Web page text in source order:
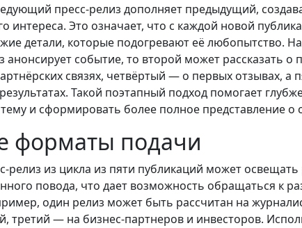
пресс-релиз дополняет предыдущий,
интереса. Это означает, что с каждой новой
детали, которые подогревают её любопытство.
анонсирует событие, то второй может рассказать о
связях, четвёртый — о первых отзывах, а
Такой поэтапный подход помогает
и сформировать более полное представление о
форматы подачи
релиз из цикла из пяти публикаций может
повода, что дает возможность обращаться к
один релиз может быть рассчитан на
третий — на бизнес-партнеров и инвесторов.